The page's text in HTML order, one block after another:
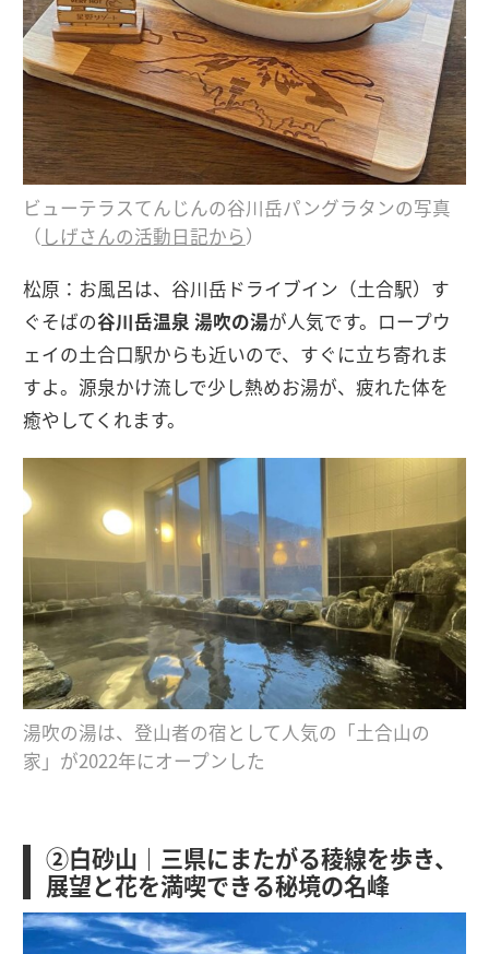
ビューテラスてんじんの谷川岳パングラタンの写真
（ しげさんの活動日記から）
松原：お風呂は、谷川岳ドライブイン（土合駅）す
ぐそばの谷川岳温泉 湯吹の湯が人気です。ロープウ
ェイの土合口駅からも近いので、すぐに立ち寄れま
すよ。源泉かけ流しで少し熱めお湯が、疲れた体を
癒やしてくれます。
湯吹の湯は、登山者の宿として人気の「土合山の
家」が2022年にオープンした
②白砂山｜三県にまたがる稜線を歩き、
展望と花を満喫できる秘境の名峰